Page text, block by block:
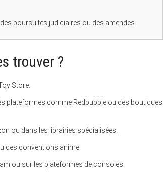
poursuites judiciaires ou des amendes.
trouver ?
Store.
plateformes comme Redbubble ou des boutiques
ou dans les librairies spécialisées.
des conventions anime.
ou sur les plateformes de consoles.